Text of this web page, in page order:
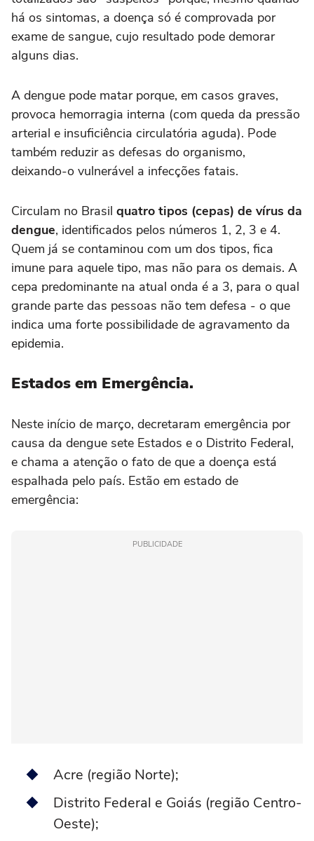
há os sintomas, a doença só é comprovada por
exame de sangue, cujo resultado pode demorar
alguns dias.
A dengue pode matar porque, em casos graves,
provoca hemorragia interna (com queda da pressão
arterial e insuficiência circulatória aguda). Pode
também reduzir as defesas do organismo,
deixando-o vulnerável a infecções fatais.
Circulam no Brasil quatro tipos (cepas) de vírus da
dengue, identificados pelos números 1, 2, 3 e 4.
Quem já se contaminou com um dos tipos, fica
imune para aquele tipo, mas não para os demais. A
cepa predominante na atual onda é a 3, para o qual
grande parte das pessoas não tem defesa - o que
indica uma forte possibilidade de agravamento da
epidemia.
Estados em Emergência.
Neste início de março, decretaram emergência por
causa da dengue sete Estados e o Distrito Federal,
e chama a atenção o fato de que a doença está
espalhada pelo país. Estão em estado de
emergência:
PUBLICIDADE
Acre (região Norte);
Distrito Federal e Goiás (região Centro-
Oeste);